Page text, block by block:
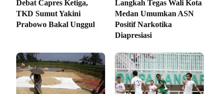
Debat Capres Ketiga,
TKD Sumut Yakini
Prabowo Bakal Unggul
Langkah Tegas Wali Kota
Medan Umumkan ASN
Positif Narkotika
Diapresiasi